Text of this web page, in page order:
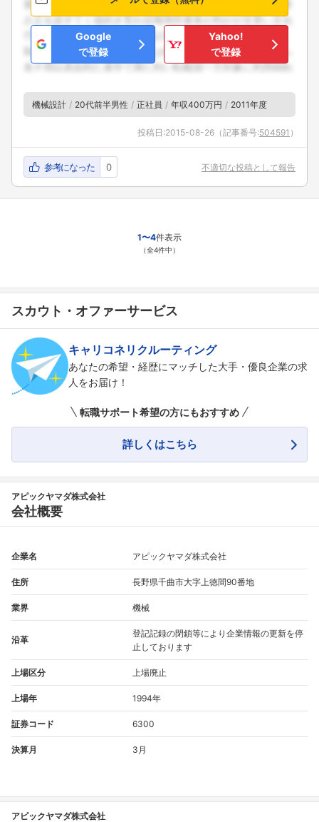
フォローしました
Google
で登録
Yahoo!
で登録
機械設計 20代前半男性 正社員 年収400万円 2011年度
投稿日:2015-08-26 （記事番号:504591 ）
参考になった 0 不適切な投稿として報告
1〜4件表示
（全4件中）
スカウト・オファーサービス
キャリコネリクルーティング
あなたの希望・経歴にマッチした大手・優良企業の求
人をお届け！
転職サポート希望の方にもおすすめ
詳しくはこちら
アピックヤマダ株式会社
会社概要
企業名 アピックヤマダ株式会社
住所 長野県千曲市大字上徳間90番地
業界 機械
沿革
登記記録の閉鎖等により企業情報の更新を停
止しております
上場区分 上場廃止
上場年 1994年
証券コード 6300
決算月 3月
アピックヤマダ株式会社